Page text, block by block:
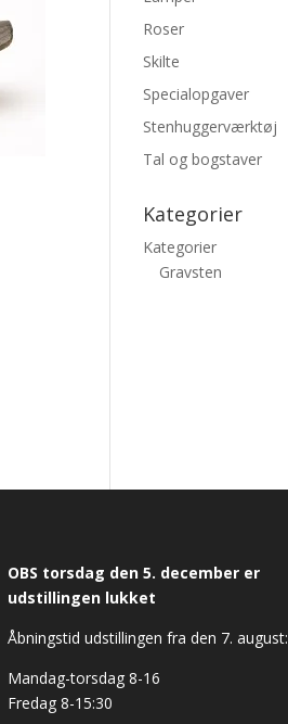
Roser
Skilte
Specialopgaver
Stenhuggerværktøj
Tal og bogstaver
Kategorier
Kategorier
Gravsten
OBS torsdag den 5. december er
udstillingen lukket
Åbningstid udstillingen fra den 7. august:
Mandag-torsdag 8-16
Fredag 8-15:30